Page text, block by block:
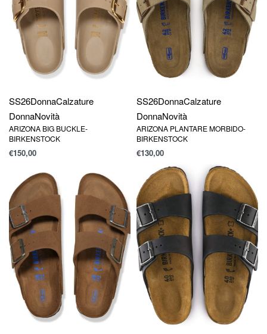
SS26DonnaCalzature
DonnaNovità
ARIZONA BIG BUCKLE-
BIRKENSTOCK
€150,00
SS26DonnaCalzature
DonnaNovità
ARIZONA PLANTARE MORBIDO-
BIRKENSTOCK
€130,00